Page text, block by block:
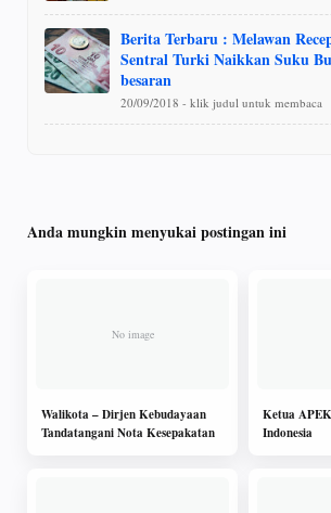
Berita Terbaru : Melawan
Sentral Turki Naikkan Suku
besaran
20/09/2018 - klik judul untuk membaca
Anda mungkin menyukai postingan ini
Walikota – Dirjen Kebudayaan
Tandatangani Nota Kesepakatan
Ketua
Indonesia